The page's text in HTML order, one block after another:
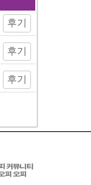
후기
후기
후기